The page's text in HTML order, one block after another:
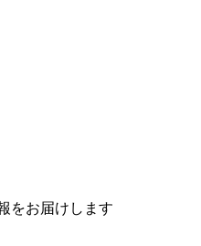
をお届けします